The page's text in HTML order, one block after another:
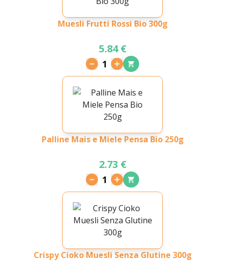
Muesli Frutti Rossi Bio 300g
5.84 €
1
Palline Mais e Miele Pensa Bio 250g
2.73 €
1
Crispy Cioko Muesli Senza Glutine 300g